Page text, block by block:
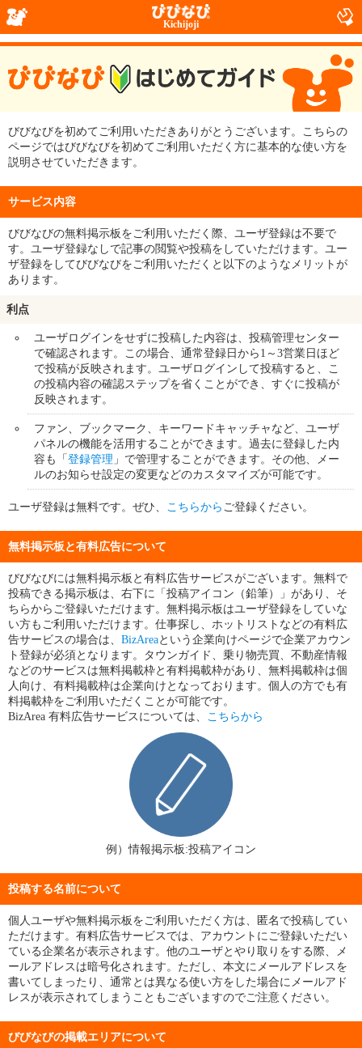
Kichijoji
びびなびを初めてご利用いただきありがとうございます。こちらの
ページではびびなびを初めてご利用いただく方に基本的な使い方を
説明させていただきます。
サービス内容
びびなびの無料掲示板をご利用いただく際、ユーザ登録は不要で
す。ユーザ登録なしで記事の閲覧や投稿をしていただけます。ユー
ザ登録をしてびびなびをご利用いただくと以下のようなメリットが
あります。
利点
ユーザログインをせずに投稿した内容は、投稿管理センター
で確認されます。この場合、通常登録日から1～3営業日ほど
で投稿が反映されます。ユーザログインして投稿すると、こ
の投稿内容の確認ステップを省くことができ、すぐに投稿が
反映されます。
ファン、ブックマーク、キーワードキャッチャなど、ユーザ
パネルの機能を活用することができます。過去に登録した内
容も「登録管理 」で管理することができます。その他、メー
ルのお知らせ設定の変更などのカスタマイズが可能です。
ユーザ登録は無料です。ぜひ、 こちらから ご登録ください。
無料掲示板と有料広告について
びびなびには無料掲示板と有料広告サービスがございます。無料で
投稿できる掲示板は、右下に「投稿アイコン（鉛筆）」があり、そ
ちらからご登録いただけます。無料掲示板はユーザ登録をしていな
い方もご利用いただけます。仕事探し、ホットリストなどの有料広
告サービスの場合は、 BizAreaという企業向けページで企業アカウン
ト登録が必須となります。タウンガイド、乗り物売買、不動産情報
などのサービスは無料掲載枠と有料掲載枠があり、無料掲載枠は個
人向け、有料掲載枠は企業向けとなっております。個人の方でも有
料掲載枠をご利用いただくことが可能です。
BizArea 有料広告サービスについては、 こちらから
例）情報掲示板:投稿アイコン
投稿する名前について
個人ユーザや無料掲示板をご利用いただく方は、匿名で投稿してい
ただけます。有料広告サービスでは、アカウントにご登録いただい
ている企業名が表示されます。他のユーザとやり取りをする際、メ
ールアドレスは暗号化されます。ただし、本文にメールアドレスを
書いてしまったり、通常とは異なる使い方をした場合にメールアド
レスが表示されてしまうこともございますのでご注意ください。
びびなびの掲載エリアについて